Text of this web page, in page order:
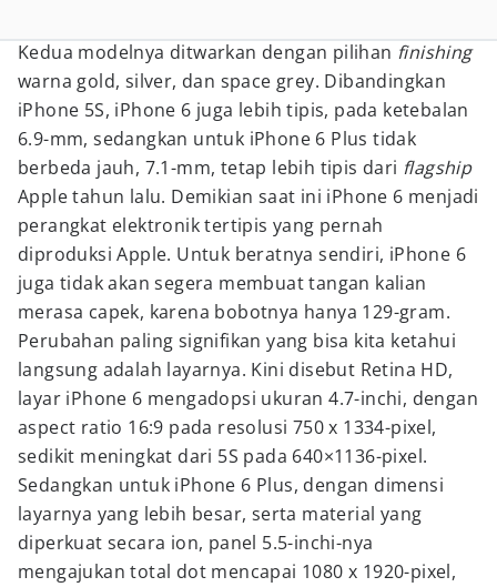
Kedua modelnya ditwarkan dengan pilihan finishing
warna gold, silver, dan space grey. Dibandingkan
iPhone 5S, iPhone 6 juga lebih tipis, pada ketebalan
6.9-mm, sedangkan untuk iPhone 6 Plus tidak
berbeda jauh, 7.1-mm, tetap lebih tipis dari flagship
Apple tahun lalu. Demikian saat ini iPhone 6 menjadi
perangkat elektronik tertipis yang pernah
diproduksi Apple. Untuk beratnya sendiri, iPhone 6
juga tidak akan segera membuat tangan kalian
merasa capek, karena bobotnya hanya 129-gram.
Perubahan paling signifikan yang bisa kita ketahui
langsung adalah layarnya. Kini disebut Retina HD,
layar iPhone 6 mengadopsi ukuran 4.7-inchi, dengan
aspect ratio 16:9 pada resolusi 750 x 1334-pixel,
sedikit meningkat dari 5S pada 640×1136-pixel.
Sedangkan untuk iPhone 6 Plus, dengan dimensi
layarnya yang lebih besar, serta material yang
diperkuat secara ion, panel 5.5-inchi-nya
mengajukan total dot mencapai 1080 x 1920-pixel,